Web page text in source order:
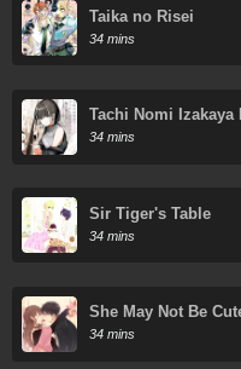
Taika no Risei
34 mins
Tachi Nomi Izakaya
Tonari Ni Kuru
34 mins
Sir Tiger's Table
34 mins
She May Not Be
34 mins